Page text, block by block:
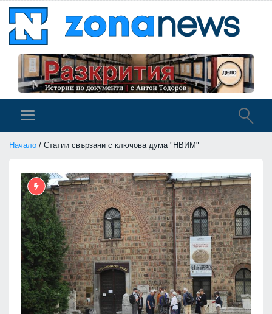
Начало / Статии свързани с ключова дума "НВИМ"